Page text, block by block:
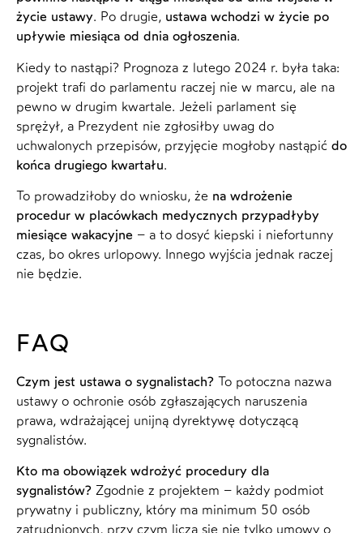
życie ustawy. Po drugie, ustawa wchodzi w życie po
upływie miesiąca od dnia ogłoszenia.
Kiedy to nastąpi? Prognoza z lutego 2024 r. była taka:
projekt trafi do parlamentu raczej nie w marcu, ale na
pewno w drugim kwartale. Jeżeli parlament się
sprężył, a Prezydent nie zgłosiłby uwag do
uchwalonych przepisów, przyjęcie mogłoby nastąpić do
końca drugiego kwartału.
To prowadziłoby do wniosku, że na wdrożenie
procedur w placówkach medycznych przypadłyby
miesiące wakacyjne – a to dosyć kiepski i niefortunny
czas, bo okres urlopowy. Innego wyjścia jednak raczej
nie będzie.
FAQ
Czym jest ustawa o sygnalistach? To potoczna nazwa
ustawy o ochronie osób zgłaszających naruszenia
prawa, wdrażającej unijną dyrektywę dotyczącą
sygnalistów.
Kto ma obowiązek wdrożyć procedury dla
sygnalistów? Zgodnie z projektem – każdy podmiot
prywatny i publiczny, który ma minimum 50 osób
zatrudnionych, przy czym liczą się nie tylko umowy o